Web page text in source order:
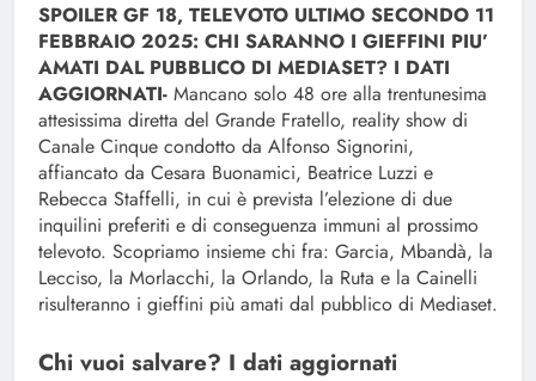
SPOILER GF 18, TELEVOTO ULTIMO SECONDO 11
FEBBRAIO 2025: CHI SARANNO I GIEFFINI PIU’
AMATI DAL PUBBLICO DI MEDIASET? I DATI
AGGIORNATI- Mancano solo 48 ore alla trentunesima
attesissima diretta del Grande Fratello, reality show di
Canale Cinque condotto da Alfonso Signorini,
affiancato da Cesara Buonamici, Beatrice Luzzi e
Rebecca Staffelli, in cui è prevista l’elezione di due
inquilini preferiti e di conseguenza immuni al prossimo
televoto. Scopriamo insieme chi fra: Garcia, Mbandà, la
Lecciso, la Morlacchi, la Orlando, la Ruta e la Cainelli
risulteranno i gieffini più amati dal pubblico di Mediaset.
Chi vuoi salvare? I dati aggiornati